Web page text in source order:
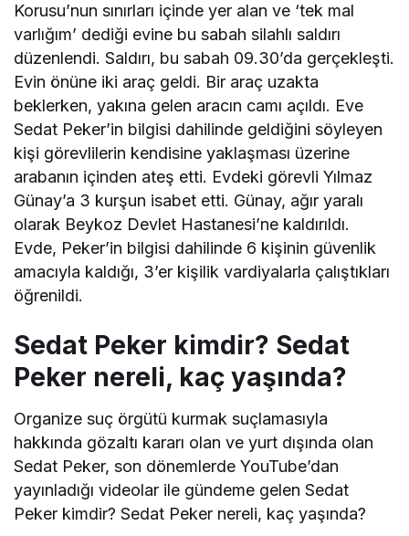
Korusu’nun sınırları içinde yer alan ve ‘tek mal
varlığım’ dediği evine bu sabah silahlı saldırı
düzenlendi. Saldırı, bu sabah 09.30’da gerçekleşti.
Evin önüne iki araç geldi. Bir araç uzakta
beklerken, yakına gelen aracın camı açıldı. Eve
Sedat Peker’in bilgisi dahilinde geldiğini söyleyen
kişi görevlilerin kendisine yaklaşması üzerine
arabanın içinden ateş etti. Evdeki görevli Yılmaz
Günay’a 3 kurşun isabet etti. Günay, ağır yaralı
olarak Beykoz Devlet Hastanesi’ne kaldırıldı.
Evde, Peker’in bilgisi dahilinde 6 kişinin güvenlik
amacıyla kaldığı, 3’er kişilik vardiyalarla çalıştıkları
öğrenildi.
Sedat Peker kimdir? Sedat
Peker nereli, kaç yaşında?
Organize suç örgütü kurmak suçlamasıyla
hakkında gözaltı kararı olan ve yurt dışında olan
Sedat Peker, son dönemlerde YouTube’dan
yayınladığı videolar ile gündeme gelen Sedat
Peker kimdir? Sedat Peker nereli, kaç yaşında?